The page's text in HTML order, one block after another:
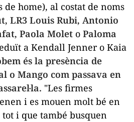
de home), al costat de noms
, LR3 Louis Rubi, Antonio
, Paola Molet o Paloma
a Kendall Jenner o Kaia
és la presència de
o Mango com passava en
"Les firmes
i es mouen molt bé en
i que també busquen